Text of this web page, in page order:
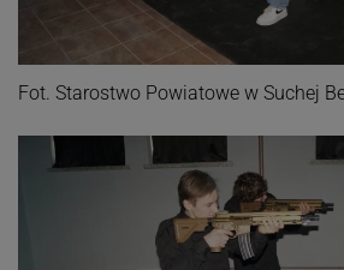
Fot. Starostwo Powiatowe w Suchej